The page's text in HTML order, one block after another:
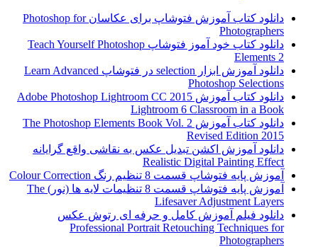
دانلود کتاب آموزش فتوشاپ برای عکاسان Photoshop for
Photographers
دانلود کتاب خود آموز فتوشاپ Teach Yourself Photoshop
Elements 2
دانلود آموزش ابزار selection در فتوشاپ Learn Advanced
Photoshop Selections
دانلود کتاب آموزش Adobe Photoshop Lightroom CC 2015
Lightroom 6 Classroom in a Book
دانلود کتاب آموزش The Photoshop Elements Book Vol. 2
Revised Edition 2015
دانلود آموزش اکشن تبدیل عکس به نقاشی واقع گرایانه
Realistic Digital Painting Effect
آموزش پایه فتوشاپ قسمت 8 تنظیم رنگ Colour Correction
آموزش پایه فتوشاپ قسمت 8 تنظیمات لایه ها (نور) The
Lifesaver Adjustment Layers
دانلود فیلم آموزش کامل و حرفه ای رتوش عکس
Professional Portrait Retouching Techniques for
Photographers